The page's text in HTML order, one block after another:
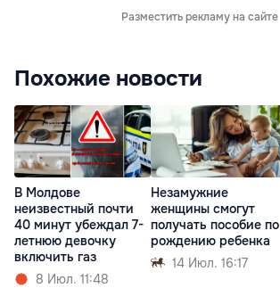
Разместить рекламу на сайте
Похожие новости
В Молдове
неизвестный почти
40 минут убеждал 7-
летнюю девочку
включить газ
8 Июл. 11:48
Незамужние
женщины смогут
получать пособие по
рождению ребенка
14 Июл. 16:17